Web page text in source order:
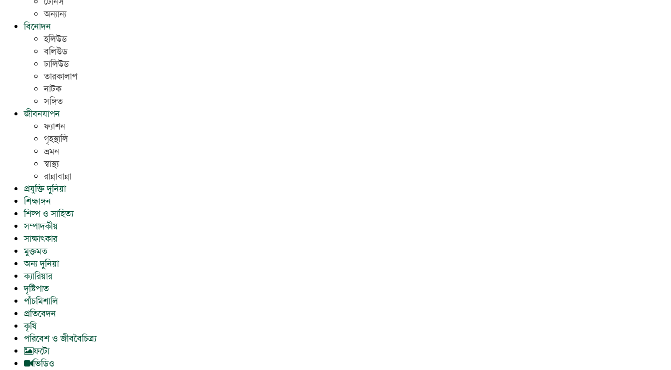
অন্যান্য
বিনোদন
হলিউড
বলিউড
ঢালিউড
তারকালাপ
নাটক
সঙ্গিত
জীবনযাপন
ফ্যাশন
গৃহস্থালি
ভ্রমন
স্বাস্থ্য
রান্নাবান্না
প্রযুক্তি দুনিয়া
শিক্ষাঙ্গন
শিল্প ও সাহিত্য
সম্পাদকীয়
সাক্ষাৎকার
মুক্তমত
অন্য দুনিয়া
ক্যারিয়ার
দৃষ্টিপাত
পাঁচমিশালি
প্রতিবেদন
কৃষি
পরিবেশ ও জীববৈচিত্র্য
ফটো
ভিডিও